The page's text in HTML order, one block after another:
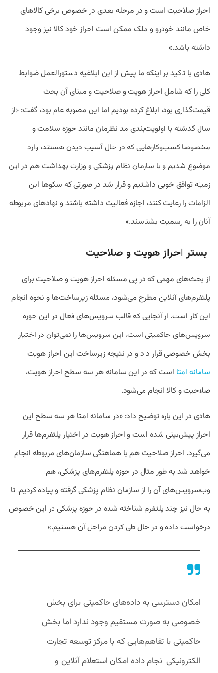
احراز صلاحیت است و در مرحله بعدی در خصوص برخی کالاهای
خاص مانند خودرو و ملک ممکن است احراز خود کالا نیز وجود
داشته باشد.»
هادی با تاکید بر اینکه ما پیش از این ابلاغیه دستورالعمل ضوابط
کلی را که شامل احراز هویت و صلاحیت و مبنای آن بحث
قیمت‌گذاری بود، ابلاغ کرده بودیم اما این مصوبه عام بود، گفت: «از
سال گذشته با اولویت‌بندی مد نظرمان مانند حوزه سلامت و
مخصوصا کسب‌وکارهایی که در حال آسیب دیدن هستند، وارد
موضوع شدیم و با سازمان نظام پزشکی و وزارت بهداشت هم در این
زمینه توافق خوبی داشتیم و قرار شد در صورتی که سکوها این
الزامات را رعایت کنند، اجازه فعالیت داشته باشند و نهادهای مربوطه
آنان را به رسمیت بشناسند.»
بستر احراز هویت و صلاحیت
از بحث‌های مهمی که در پی مسئله احراز هویت و صلاحیت برای
پلتفرم‌های آنلاین مطرح می‌شود، مسئله زیرساخت‌ها و نحوه انجام
این کار است. از آنجایی که قالب سرویس‌های فعال در این حوزه
سرویس‌های حاکمیتی است، این سرویس‌ها را نمی‌توان در اختیار
بخش خصوصی قرار داد و در نتیجه زیرساخت این احراز هویت
سامانه امتا است که در این سامانه هر سه سطح احراز هویت،
صلاحیت و کالا انجام می‌شود.
هادی در این باره توضیح داد: «در سامانه امتا هر سه سطح این
احراز پیش‌بینی شده است و احراز هویت در اختیار پلتفرم‌ها قرار
می‌گیرد. احراز صلاحیت هم با هماهنگی سازمان‌های مربوطه انجام
خواهد شد به طور مثال در حوزه پلتفرم‌های پزشکی، هم
وب‌سرویس‌های آن را از سازمان نظام پزشکی گرفته و پیاده کردیم. تا
به حال نیز چند پلتفرم شناخته شده در حوزه پزشکی در این خصوص
درخواست داده و در حال طی کردن مراحل آن هستیم.»
امکان دسترسی به داده‌های حاکمیتی برای بخش
خصوصی به صورت مستقیم وجود ندارد اما بخش
حاکمیتی با تفاهم‌هایی که با مرکز توسعه تجارت
الکترونیکی انجام داده‌ امکان استعلام آنلاین و